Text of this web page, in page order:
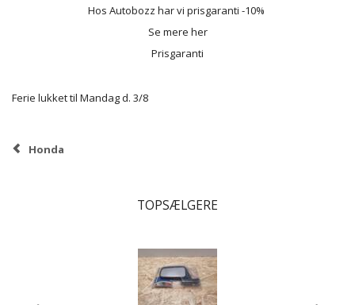
Hos Autobozz har vi prisgaranti -10%
Se mere her
Prisgaranti
Ferie lukket til Mandag d. 3/8
Honda
TOPSÆLGERE